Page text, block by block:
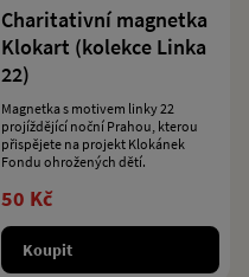
Charitativní magnetka
Klokart (kolekce Linka
22)
Magnetka s motivem linky 22
projíždějící noční Prahou, kterou
přispějete na projekt Klokánek
Fondu ohrožených dětí.
50 Kč
Koupit